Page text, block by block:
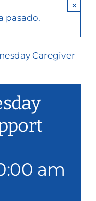
pasado.
×
Caregiver
am